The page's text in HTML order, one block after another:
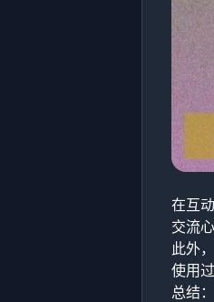
在互
交流
此外
使用
总结：